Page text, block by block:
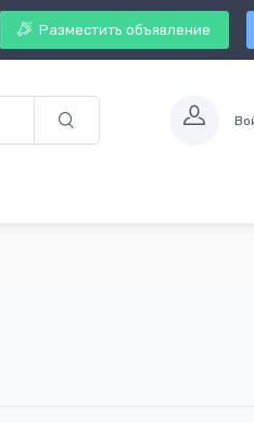
Разместить объявление